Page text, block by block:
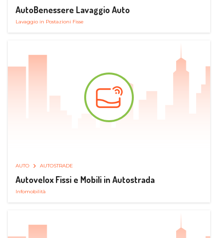
AutoBenessere Lavaggio Auto
Lavaggio in Postazioni Fisse
AUTO AUTOSTRADE
Autovelox Fissi e Mobili in Autostrada
Infomobilità